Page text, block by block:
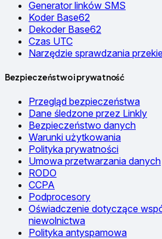
Generator linków SMS
Koder Base62
Dekoder Base62
Czas UTC
Narzędzie sprawdzania
Bezpieczeństwo i prywatność
Przegląd bezpieczeństwa
Dane śledzone przez Linkly
Bezpieczeństwo danych
Warunki użytkowania
Polityka prywatności
Umowa przetwarzania danych
RODO
CCPA
Podprocesory
Oświadczenie dotyczące
niewolnictwa
Polityka antyspamowa